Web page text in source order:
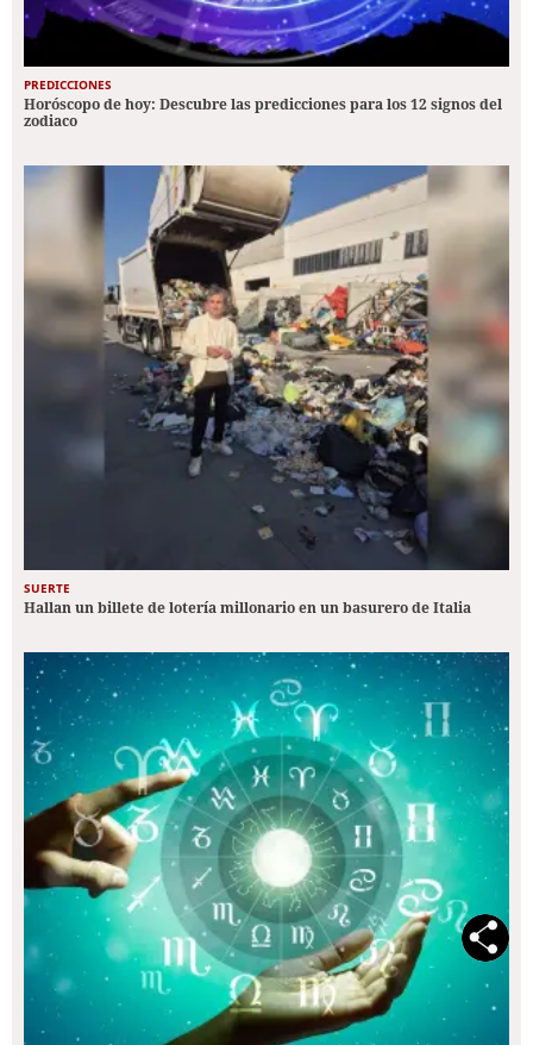
PREDICCIONES
Horóscopo de hoy: Descubre las predicciones para los 12 signos del
zodiaco
SUERTE
Hallan un billete de lotería millonario en un basurero de Italia